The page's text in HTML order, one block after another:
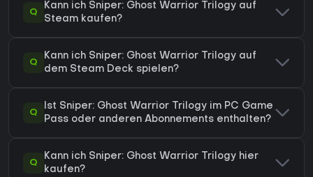
Q
Kann ich Sniper: Ghost Warrior Trilogy auf
Steam kaufen?
Q
Kann ich Sniper: Ghost Warrior Trilogy auf
dem Steam Deck spielen?
Q
Ist Sniper: Ghost Warrior Trilogy im PC Game
Pass oder anderen Abonnements enthalten?
Q
Kann ich Sniper: Ghost Warrior Trilogy hier
kaufen?